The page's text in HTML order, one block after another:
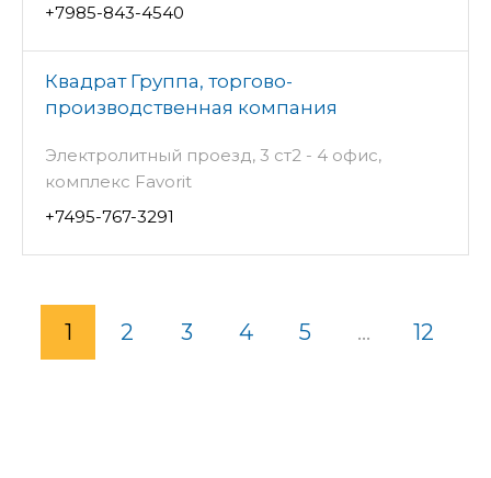
+7985-843-4540
Квадрат Группа, торгово-
производственная компания
Электролитный проезд, 3 ст2 - 4 офис,
комплекс Favorit
+7495-767-3291
1 2 3 4 5 ... 12